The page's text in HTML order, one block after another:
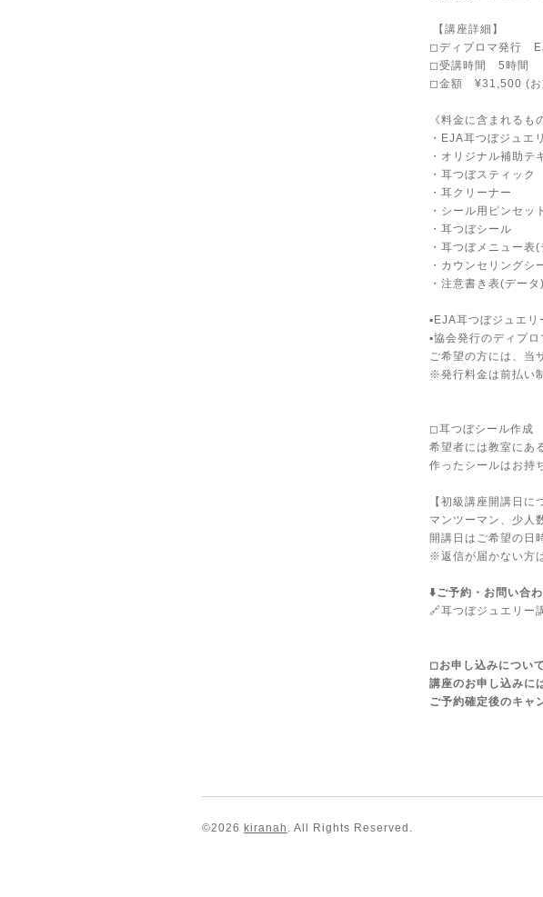
【講座詳細】
◻︎ディプロマ発行
◻︎受講時間 5時間
◻︎金額 ¥31,500 (お
《料金に含まれるも
・EJA耳つぼジュエ
・オリジナル補助テ
・耳つぼスティック
・耳クリーナー
・シール用ピンセット
・耳つぼシール
・耳つぼメニュー表
・カウンセリングシ
・注意書き表(データ)
▪️EJA耳つぼジュエ
▪️協会発行のディプ
ご希望の方には、当
※発行料金は前払い
◻︎耳つぼシール作成
希望者には教室にあ
作ったシールはお持
【初級講座開講日に
マンツーマン、少人
開講日はご希望の日
※返信が届かない方
⬇️ご予約・お問い合
🔗耳つぼジュエリー
◻︎お申し込みについて
講座のお申し込みに
ご予約確定後のキャ
©2026 kiranah . All Rights Reserved.